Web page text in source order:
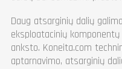
Daug atsarginių dalių
eksploatacinių
anksto. Koneita.com
aptarnavimo, atsarginių